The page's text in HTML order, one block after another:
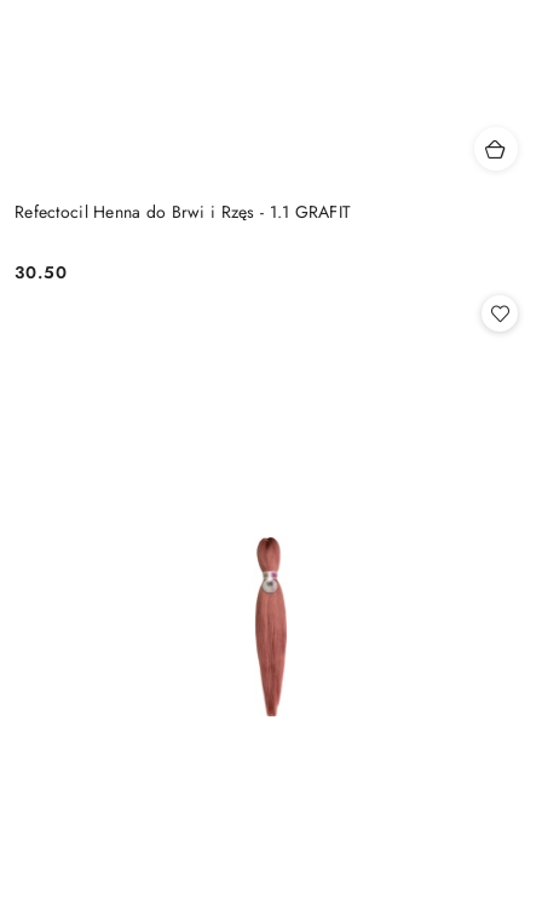
Refectocil Henna do Brwi i Rzęs - 1.1 GRAFIT
Cena:
30.50